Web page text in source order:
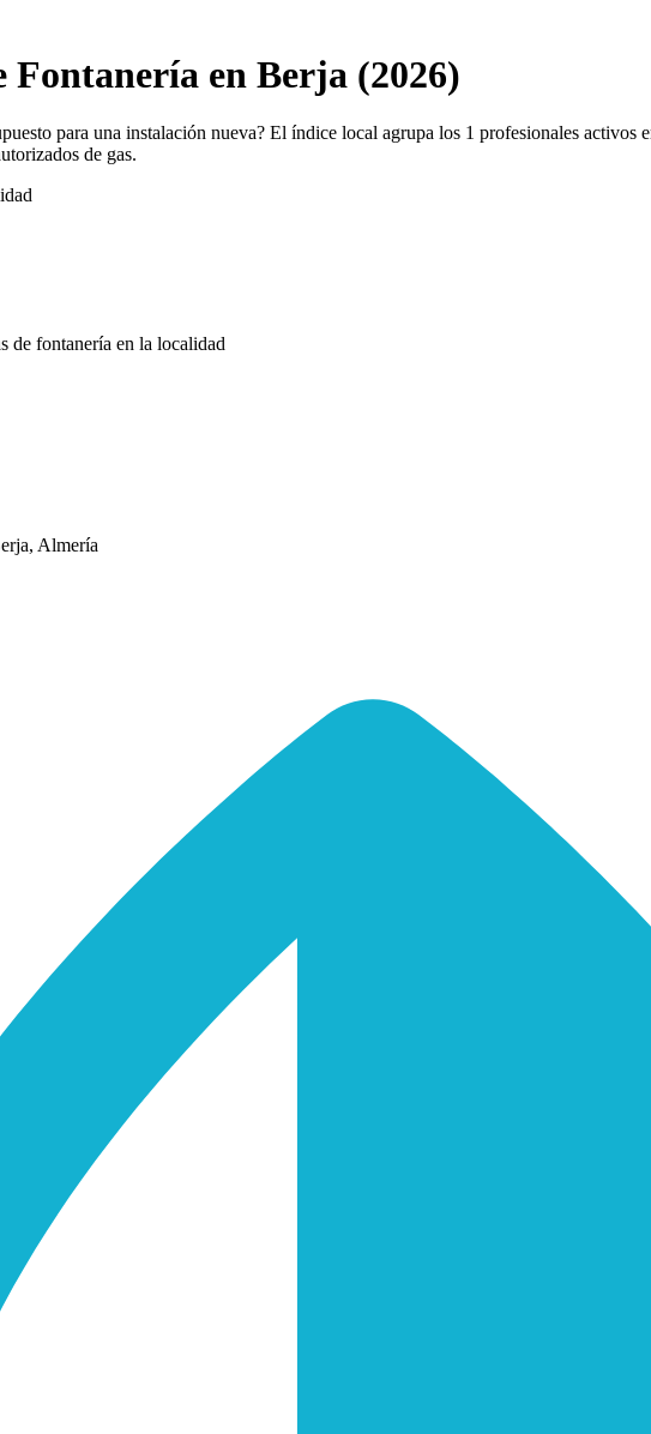
Fontanería en Berja (2026)
para una instalación nueva? El índice local agrupa los 1 profesionales
de gas.
de fontanería en la localidad
Almería